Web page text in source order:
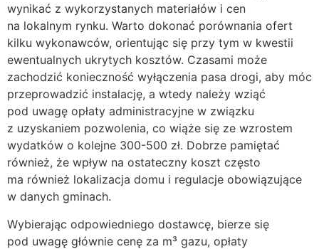
wynikać z wykorzystanych materiałów i cen
na lokalnym rynku. Warto dokonać porównania ofert
kilku wykonawców, orientując się przy tym w kwestii
ewentualnych ukrytych kosztów. Czasami może
zachodzić konieczność wyłączenia pasa drogi, aby móc
przeprowadzić instalację, a wtedy należy wziąć
pod uwagę opłaty administracyjne w związku
z uzyskaniem pozwolenia, co wiąże się ze wzrostem
wydatków o kolejne 300-500 zł. Dobrze pamiętać
również, że wpływ na ostateczny koszt często
ma również lokalizacja domu i regulacje obowiązujące
w danych gminach.
Wybierając odpowiedniego dostawcę, bierze się
pod uwagę głównie cenę za m³ gazu, opłaty